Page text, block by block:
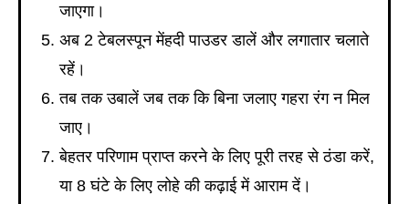
जाएगा।
अब 2 टेबलस्पून मेंहदी पाउडर डालें और लगातार चलाते
रहें।
तब तक उबालें जब तक कि बिना जलाए गहरा रंग न मिल
जाए।
बेहतर परिणाम प्राप्त करने के लिए पूरी तरह से ठंडा करें,
या 8 घंटे के लिए लोहे की कढ़ाई में आराम दें।